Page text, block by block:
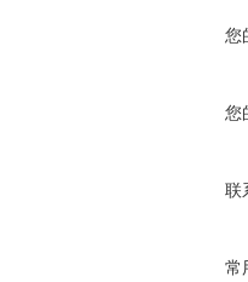
您
您
联
常